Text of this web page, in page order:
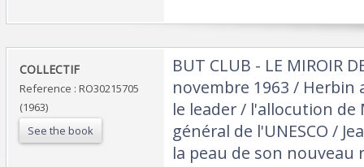
‎COLLECTIF‎
Reference : RO30215705
(1963)
See the book
‎BUT CLUB - LE MIROIR
novembre 1963 /
le leader / l'allocution de
général de l'UNESCO /
la peau de son nouveau